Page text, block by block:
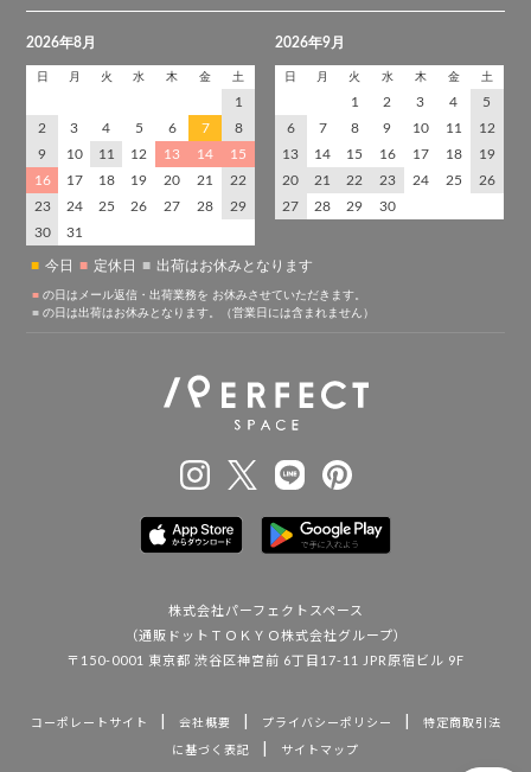
株式会社パーフェクトスペース
（通販ドットＴＯＫＹＯ株式会社グループ）
〒150-0001 東京都 渋谷区神宮前 6丁目17-11 JPR原宿ビル 9F
コーポレートサイト | 会社概要 | プライバシーポリシー |
特定商取引法
に基づく表記
| サイトマップ